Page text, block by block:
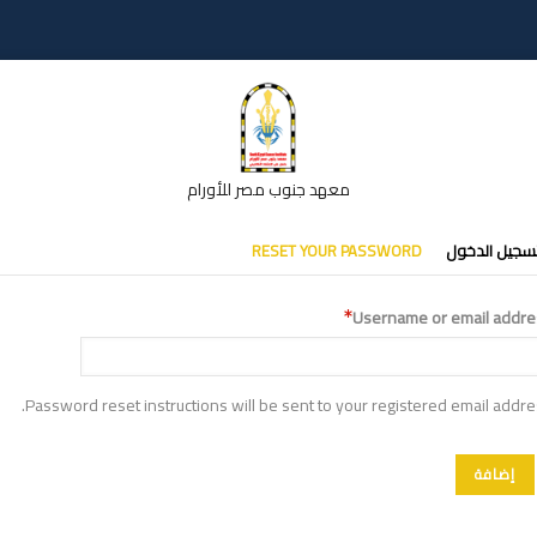
معهد جنوب مصر للأورام
الدخول RESET YOUR PASSWORD
Username or email
Password reset instructions will be sent to your registered email